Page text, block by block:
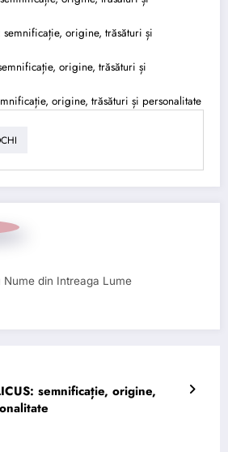
semnificație, origine, trăsături și
origine, trăsături și
origine, trăsături și personalitate
din Intreaga Lume
semnificație, origine,